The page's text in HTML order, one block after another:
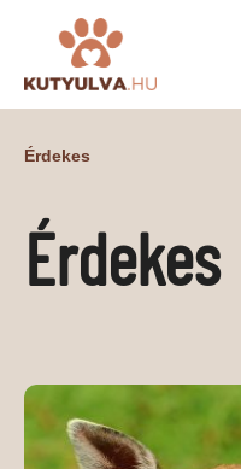
KUTYULVA – HÍREK
CUKI ÉLETKÉPEK
ÁLLATI SZOLGÁLTATÁSOK
Érdekes
Érdekes